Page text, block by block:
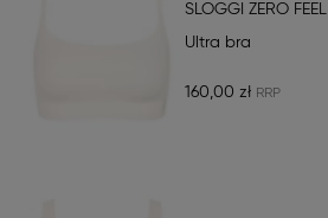
SLOGGI ZERO FEEL
Ultra bra
160,00 zł